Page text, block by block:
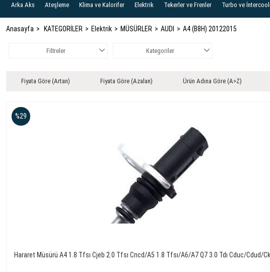
Arka Aks Ateşleme Klima ve Kalorifer Elektrik Tekerler ve Frenler Turbo ve
Anasayfa KATEGORİLER Elektrik MÜSÜRLER AUDI A4 (B8H) 20122015
Filtreler Kategoriler
Fiyata Göre (Artan) Fiyata Göre (Azalan) Ürün Adına Göre (A>Z)
Hararet Müsürü A4 1.8 Tfsı Cjeb 2.0 Tfsı Cncd/A5 1.8 Tfsı/A6/A7 Q7 3.0 Tdı Cduc/Cdud/
%29